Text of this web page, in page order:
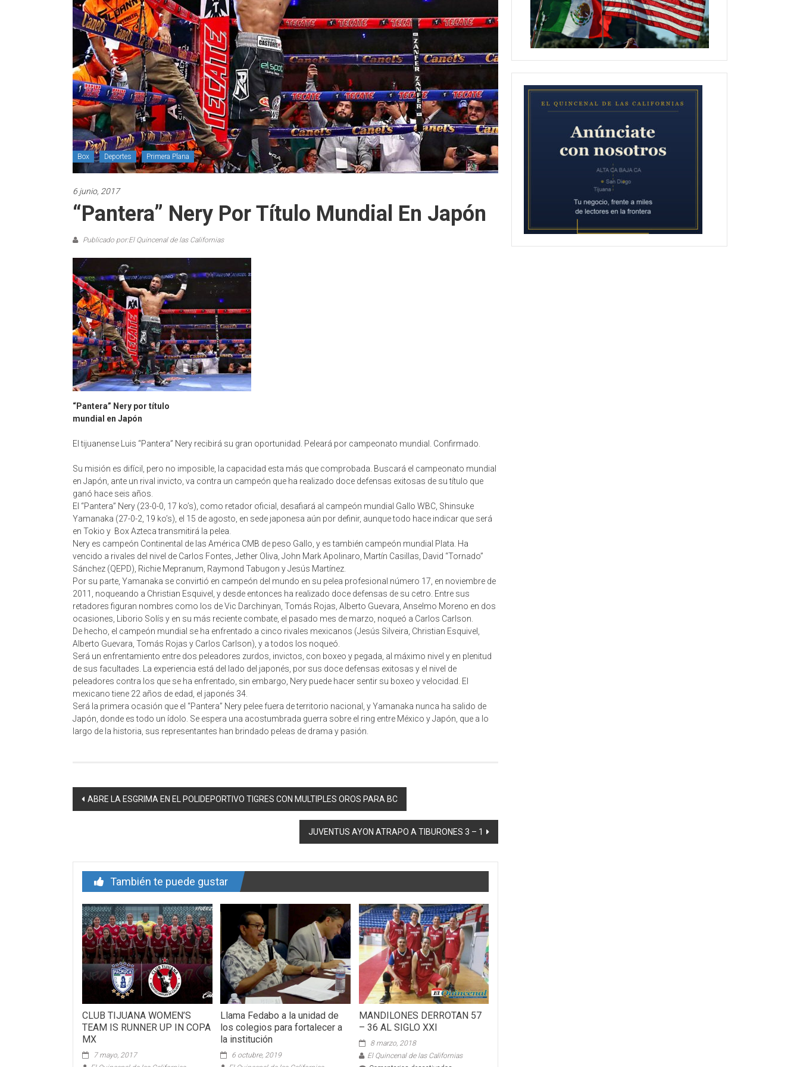
Box Deportes Primera Plana
6 junio, 2017
“Pantera” Nery Por Título Mundial En Japón
Publicado por:El Quincenal de las Californias
“Pantera” Nery por título
mundial en Japón
El tijuanense Luis “Pantera” Nery recibirá su gran oportunidad. Peleará por campeonato mundial. Confirmado.
Su misión es difícil, pero no imposible, la capacidad esta más que comprobada. Buscará el campeonato mundial
en Japón, ante un rival invicto, va contra un campeón que ha realizado doce defensas exitosas de su título que
ganó hace seis años.
El “Pantera” Nery (23-0-0, 17 ko’s), como retador oficial, desafiará al campeón mundial Gallo WBC, Shinsuke
Yamanaka (27-0-2, 19 ko’s), el 15 de agosto, en sede japonesa aún por definir, aunque todo hace indicar que será
en Tokio y Box Azteca transmitirá la pelea.
Nery es campeón Continental de las América CMB de peso Gallo, y es también campeón mundial Plata. Ha
vencido a rivales del nivel de Carlos Fontes, Jether Oliva, John Mark Apolinaro, Martín Casillas, David “Tornado”
Sánchez (QEPD), Richie Mepranum, Raymond Tabugon y Jesús Martínez.
Por su parte, Yamanaka se convirtió en campeón del mundo en su pelea profesional número 17, en noviembre de
2011, noqueando a Christian Esquivel, y desde entonces ha realizado doce defensas de su cetro. Entre sus
retadores figuran nombres como los de Vic Darchinyan, Tomás Rojas, Alberto Guevara, Anselmo Moreno en dos
ocasiones, Liborio Solís y en su más reciente combate, el pasado mes de marzo, noqueó a Carlos Carlson.
De hecho, el campeón mundial se ha enfrentado a cinco rivales mexicanos (Jesús Silveira, Christian Esquivel,
Alberto Guevara, Tomás Rojas y Carlos Carlson), y a todos los noqueó.
Será un enfrentamiento entre dos peleadores zurdos, invictos, con boxeo y pegada, al máximo nivel y en plenitud
de sus facultades. La experiencia está del lado del japonés, por sus doce defensas exitosas y el nivel de
peleadores contra los que se ha enfrentado, sin embargo, Nery puede hacer sentir su boxeo y velocidad. El
mexicano tiene 22 años de edad, el japonés 34.
Será la primera ocasión que el “Pantera” Nery pelee fuera de territorio nacional, y Yamanaka nunca ha salido de
Japón, donde es todo un ídolo. Se espera una acostumbrada guerra sobre el ring entre México y Japón, que a lo
largo de la historia, sus representantes han brindado peleas de drama y pasión.
Navegación
ABRE LA ESGRIMA EN EL POLIDEPORTIVO TIGRES CON MULTIPLES OROS PARA BC
JUVENTUS AYON ATRAPO A TIBURONES 3 – 1
También te puede gustar
CLUB TIJUANA WOMEN’S
TEAM IS RUNNER UP IN COPA
MX
7 mayo, 2017
Llama Fedabo a la unidad de
los colegios para fortalecer a
la institución
6 octubre, 2019
MANDILONES DERROTAN 57
– 36 AL SIGLO XXI
8 marzo, 2018
El Quincenal de las Californias